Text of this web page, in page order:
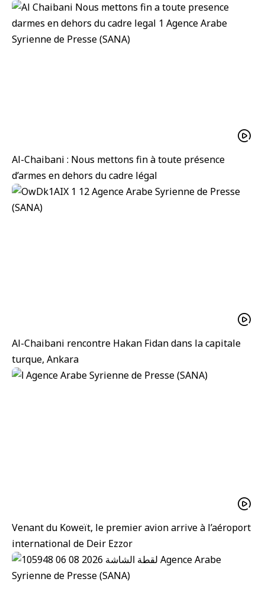
Al-Chaibani : Nous mettons fin à toute présence
d’armes en dehors du cadre légal
Al-Chaibani rencontre Hakan Fidan dans la capitale
turque, Ankara
Venant du Koweït, le premier avion arrive à l’aéroport
international de Deir Ezzor